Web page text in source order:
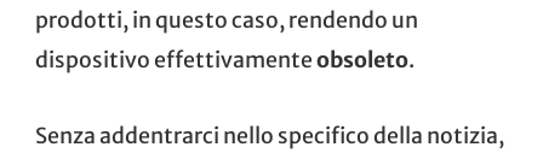
prodotti, in questo caso, rendendo un
dispositivo effettivamenteobsoleto.
Senza addentrarci nello specifico della notizia,